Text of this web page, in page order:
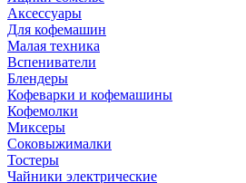
Аксессуары
Для кофемашин
Малая техника
Вспениватели
Блендеры
Кофеварки и кофемашины
Кофемолки
Миксеры
Соковыжималки
Тостеры
Чайники электрические